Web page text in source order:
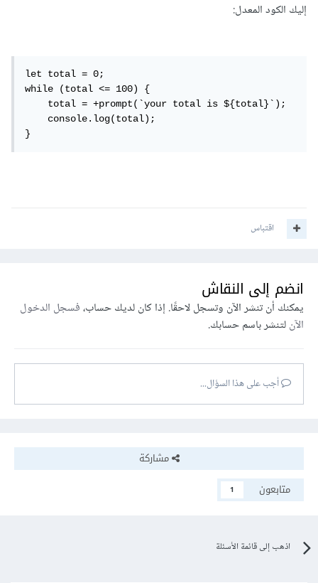
إليك الكود المعدل:
let total = 0;
while (total <= 100) {
    total = +prompt(`your total is ${total}`);
    console.log(total);
}
اقتباس
انضم إلى النقاش
يمكنك أن تنشر الآن وتسجل لاحقًا. إذا كان لديك حساب،فسجل الدخول
الآنلتنشر باسم حسابك.
أجب على هذا السؤال...
مشاركة
متابعون
1
اذهب إلى قائمة الأسئلة